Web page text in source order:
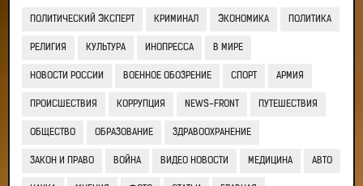
ПОЛИТИЧЕСКИЙ ЭКСПЕРТ КРИМИНАЛ ЭКОНОМИКА ПОЛИТИКА
РЕЛИГИЯ КУЛЬТУРА ИНОПРЕССА В МИРЕ
НОВОСТИ РОССИИ ВОЕННОЕ ОБОЗРЕНИЕ СПОРТ АРМИЯ
ПРОИСШЕСТВИЯ КОРРУПЦИЯ NEWS-FRONT ПУТЕШЕСТВИЯ
ОБЩЕСТВО ОБРАЗОВАНИЕ ЗДРАВООХРАНЕНИЕ
ЗАКОН И ПРАВО ВОЙНА ВИДЕО НОВОСТИ МЕДИЦИНА АВТО